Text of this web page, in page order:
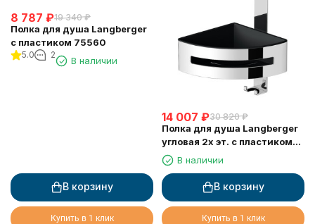
8 787 ₽19 340 ₽
Полка для душа Langberger
с пластиком 75560
5.0 2
В наличии
В корзину
Купить в 1 клик
14 007 ₽30 820 ₽
Полка для душа Langberger
угловая 2х эт. с пластиком
75862В наличии
В корзину
Купить в 1 клик